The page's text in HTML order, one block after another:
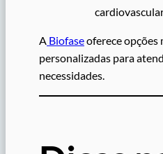
A Biofaseoferece opções
personalizadas para
necessidades.